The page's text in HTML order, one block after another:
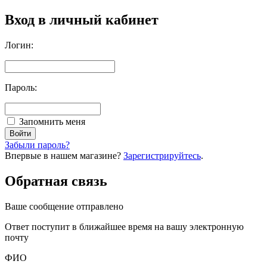
Вход в личный кабинет
Логин:
Пароль:
Запомнить меня
Забыли пароль?
Впервые в нашем магазине? Зарегистрируйтесь.
Обратная связь
Ваше сообщение отправлено
Oтвет поступит в ближайшее время на вашу электронную
почту
ФИО